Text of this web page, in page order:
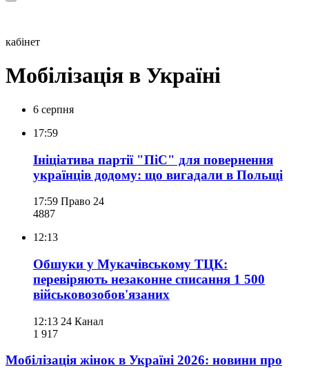
кабінет
Мобілізація в Україні
6 серпня
17:59
Ініціатива партії "ПіС" для повернення
українців додому: що вигадали в Польщі
17:59 Право 24
4887
12:13
Обшуки у Мукачівському ТЦК:
перевіряють незаконне списання 1 500
військовозобов'язаних
12:13 24 Канал
1 917
Мобілізація жінок в Україні 2026: новини про